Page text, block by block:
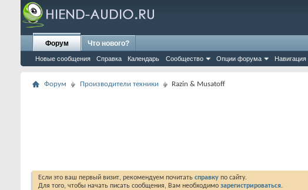
Форум
Новые сообщения Справка Календарь Сообщество Опции форума Навигация
Что нового?
Форум Производители техники Razin & Musatoff
Если это ваш первый визит, рекомендуем почитать справку по сайту.
Для того, чтобы начать писать сообщения, Вам необходимо зарегистрироваться.